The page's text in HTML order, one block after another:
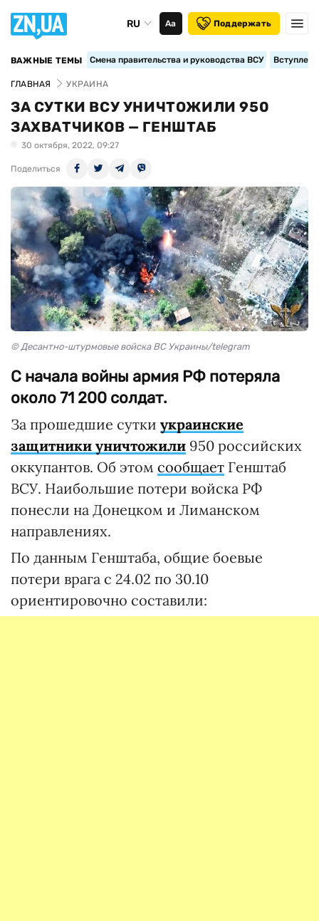
RU Аа Поддержать
ВАЖНЫЕ ТЕМЫ Смена правительства и руководства ВСУ
ГЛАВНАЯ УКРАИНА
ЗА СУТКИ ВСУ УНИЧТОЖИЛИ 950
ЗАХВАТЧИКОВ — ГЕНШТАБ
30 октября, 2022, 09:27
Поделиться
© Десантно-штурмовые войска ВС Украины/telegram
С начала войны армия РФ потеряла
около 71 200 солдат.
За прошедшие сутки украинские
защитники уничтожили 950 российских
оккупантов. Об этом сообщает Генштаб
ВСУ. Наибольшие потери войска РФ
понесли на Донецком и Лиманском
направлениях.
По данным Генштаба, общие боевые
потери врага с 24.02 по 30.10
ориентировочно составили: